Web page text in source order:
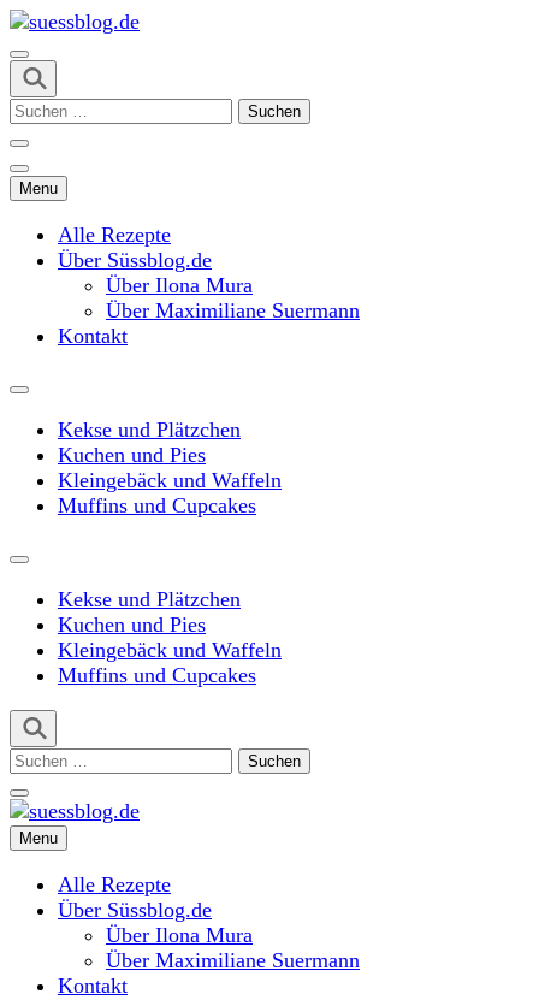
Skip
to
content
(Press
Enter)
suessblog.de
Suchen
Menu
Alle Rezepte
Über Süssblog.de
Über Ilona Mura
Über Maximiliane Suermann
Kontakt
Kekse und Plätzchen
Kuchen und Pies
Kleingebäck und Waffeln
Muffins und Cupcakes
Kekse und Plätzchen
Kuchen und Pies
Kleingebäck und Waffeln
Muffins und Cupcakes
Suchen
suessblog.de
Menu
Alle Rezepte
Über Süssblog.de
Über Ilona Mura
Über Maximiliane Suermann
Kontakt